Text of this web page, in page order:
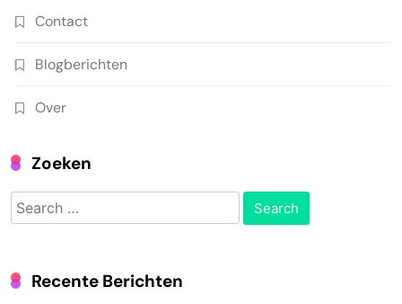
Contact
Blogberichten
Over
Zoeken
Search
for:
Recente Berichten